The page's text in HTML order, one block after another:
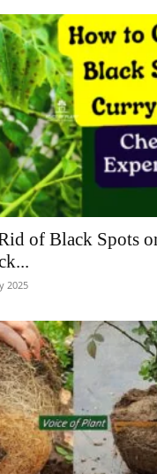
of Black Spots
2025